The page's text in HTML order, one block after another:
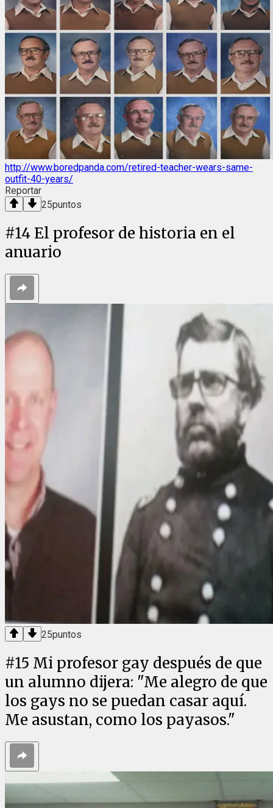
http://www.boredpanda.com/retired-teacher-wears-same-
outfit-40-years/
Reportar
25puntos
#14 El profesor de historia en el
anuario
25puntos
#15 Mi profesor gay después de que
un alumno dijera: "Me alegro de que
los gays no se puedan casar aquí.
Me asustan, como los payasos."